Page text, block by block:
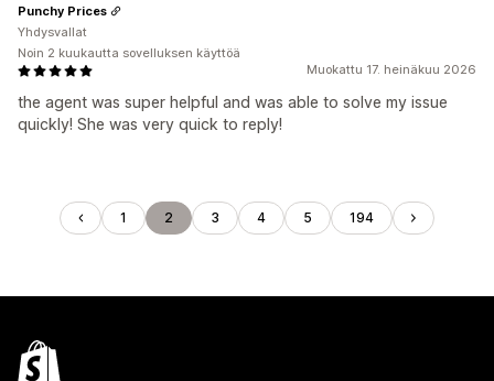
Muokattu 17. heinäkuu 2026
the agent was super helpful and was able to solve my issue
quickly! She was very quick to reply!
Punchy Prices
Yhdysvallat
Noin 2 kuukautta sovelluksen käyttöä
1 2 3 4 5 194